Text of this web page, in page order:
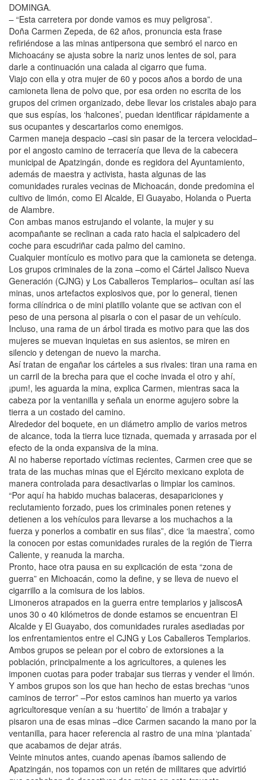
DOMINGA.
– “Esta carretera por donde vamos es muy peligrosa”.
Doña Carmen Zepeda, de 62 años, pronuncia esta frase
refiriéndose a las minas antipersona que sembró el narco en
Michoacány se ajusta sobre la nariz unos lentes de sol, para
darle a continuación una calada al cigarro que fuma.
Viajo con ella y otra mujer de 60 y pocos años a bordo de una
camioneta llena de polvo que, por esa orden no escrita de los
grupos del crimen organizado, debe llevar los cristales abajo para
que sus espías, los ‘halcones’, puedan identificar rápidamente a
sus ocupantes y descartarlos como enemigos.
Carmen maneja despacio –casi sin pasar de la tercera velocidad–
por el angosto camino de terracería que lleva de la cabecera
municipal de Apatzingán, donde es regidora del Ayuntamiento,
además de maestra y activista, hasta algunas de las
comunidades rurales vecinas de Michoacán, donde predomina el
cultivo de limón, como El Alcalde, El Guayabo, Holanda o Puerta
de Alambre.
Con ambas manos estrujando el volante, la mujer y su
acompañante se reclinan a cada rato hacia el salpicadero del
coche para escudriñar cada palmo del camino.
Cualquier montículo es motivo para que la camioneta se detenga.
Los grupos criminales de la zona –como el Cártel Jalisco Nueva
Generación (CJNG) y Los Caballeros Templarios– ocultan así las
minas, unos artefactos explosivos que, por lo general, tienen
forma cilíndrica o de mini platillo volante que se activan con el
peso de una persona al pisarla o con el pasar de un vehículo.
Incluso, una rama de un árbol tirada es motivo para que las dos
mujeres se muevan inquietas en sus asientos, se miren en
silencio y detengan de nuevo la marcha.
Así tratan de engañar los cárteles a sus rivales: tiran una rama en
un carril de la brecha para que el coche invada el otro y ahí,
¡pum!, les aguarda la mina, explica Carmen, mientras saca la
cabeza por la ventanilla y señala un enorme agujero sobre la
tierra a un costado del camino.
Alrededor del boquete, en un diámetro amplio de varios metros
de alcance, toda la tierra luce tiznada, quemada y arrasada por el
efecto de la onda expansiva de la mina.
Al no haberse reportado víctimas recientes, Carmen cree que se
trata de las muchas minas que el Ejército mexicano explota de
manera controlada para desactivarlas o limpiar los caminos.
“Por aquí ha habido muchas balaceras, desapariciones y
reclutamiento forzado, pues los criminales ponen retenes y
detienen a los vehículos para llevarse a los muchachos a la
fuerza y ponerlos a combatir en sus filas”, dice ‘la maestra’, como
la conocen por estas comunidades rurales de la región de Tierra
Caliente, y reanuda la marcha.
Pronto, hace otra pausa en su explicación de esta “zona de
guerra” en Michoacán, como la define, y se lleva de nuevo el
cigarrillo a la comisura de los labios.
Limoneros atrapados en la guerra entre templarios y jaliscosA
unos 30 o 40 kilómetros de donde estamos se encuentran El
Alcalde y El Guayabo, dos comunidades rurales asediadas por
los enfrentamientos entre el CJNG y Los Caballeros Templarios.
Ambos grupos se pelean por el cobro de extorsiones a la
población, principalmente a los agricultores, a quienes les
imponen cuotas para poder trabajar sus tierras y vender el limón.
Y ambos grupos son los que han hecho de estas brechas “unos
caminos de terror” –Por estos caminos han muerto ya varios
agricultoresque venían a su ‘huertito’ de limón a trabajar y
pisaron una de esas minas –dice Carmen sacando la mano por la
ventanilla, para hacer referencia al rastro de una mina ‘plantada’
que acabamos de dejar atrás.
Veinte minutos antes, cuando apenas íbamos saliendo de
Apatzingán, nos topamos con un retén de militares que advirtió